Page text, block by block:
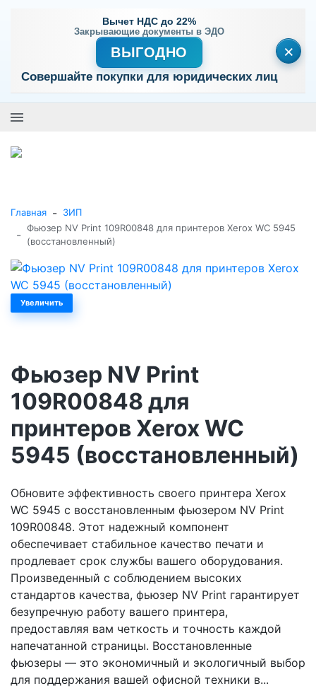
Вычет НДС до 22%
Закрывающие документы в ЭДО
ВЫГОДНО
Совершайте покупки для юридических лиц
×
Главная - ЗИП
- Фьюзер NV Print 109R00848 для принтеров Xerox WC 5945
(восстановленный)
Увеличить
Фьюзер NV Print
109R00848 для
принтеров Xerox WC
5945 (восстановленный)
Обновите эффективность своего принтера Xerox
WC 5945 с восстановленным фьюзером NV Print
109R00848. Этот надежный компонент
обеспечивает стабильное качество печати и
продлевает срок службы вашего оборудования.
Произведенный с соблюдением высоких
стандартов качества, фьюзер NV Print гарантирует
безупречную работу вашего принтера,
предоставляя вам четкость и точность каждой
напечатанной страницы. Восстановленные
фьюзеры — это экономичный и экологичный выбор
для поддержания вашей офисной техники в...